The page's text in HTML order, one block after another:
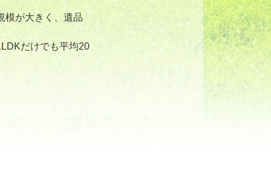
模が大きく、遺品
だけでも平均20